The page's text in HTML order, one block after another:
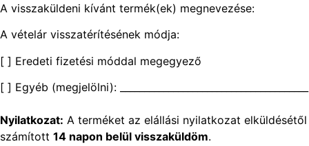
A visszaküldeni kívánt termék(ek) megnevezése:
A vételár visszatérítésének módja:
[ ] Eredeti fizetési móddal megegyező
[ ] Egyéb (megjelölni): _______________________________________
Nyilatkozat: A terméket az elállási nyilatkozat elküldésétől
számított 14 napon belül visszaküldöm.